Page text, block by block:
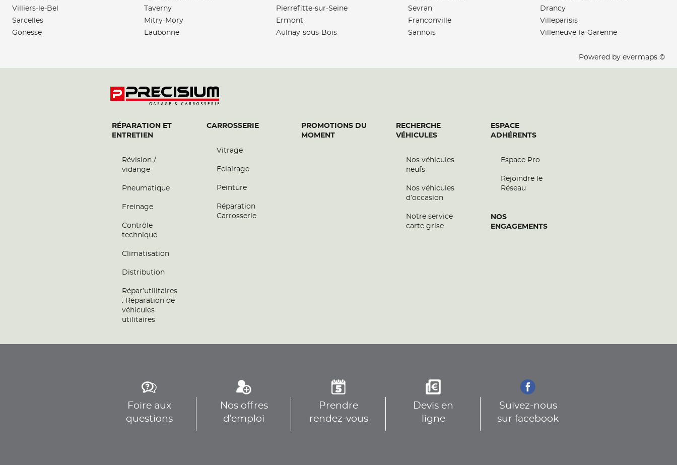
GARAGE DE BEAUCHAMP
63 Rue des Jardins
95480 PIERRELAYE
Téléphone
Villiers-le-Bel
Sarcelles
Gonesse
Taverny
Mitry-Mory
Eaubonne
Pierrefitte-sur-Seine
Ermont
Aulnay-sous-Bois
Sevran
Franconville
Sannois
Drancy
Villeparisis
Villeneuve-la-Garenne
Powered by evermaps ©
RÉPARATION ET
ENTRETIEN
Révision /
vidange
Pneumatique
Freinage
Contrôle
technique
Climatisation
Distribution
Répar’utilitaires
: Réparation de
véhicules
utilitaires
CARROSSERIE
Vitrage
Eclairage
Peinture
Réparation
Carrosserie
PROMOTIONS DU
MOMENT
RECHERCHE
VÉHICULES
Nos véhicules
neufs
Nos véhicules
d’occasion
Notre service
carte grise
ESPACE
ADHÉRENTS
Espace Pro
Rejoindre le
Réseau
NOS
ENGAGEMENTS
Foire aux
questions
Nos offres
d’emploi
Prendre
rendez-vous
Devis en
ligne
Suivez-nous
sur facebook